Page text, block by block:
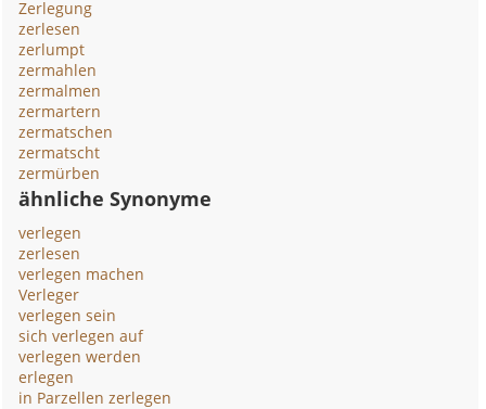
Zerlegung
zerlesen
zerlumpt
zermahlen
zermalmen
zermartern
zermatschen
zermatscht
zermürben
ähnliche Synonyme
verlegen
zerlesen
verlegen machen
Verleger
verlegen sein
sich verlegen auf
verlegen werden
erlegen
in Parzellen zerlegen